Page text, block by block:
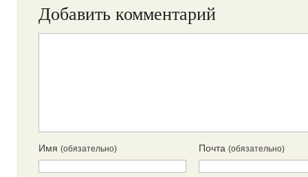
Добавить комментарий
Имя (обязательно) Почта (обязательно)